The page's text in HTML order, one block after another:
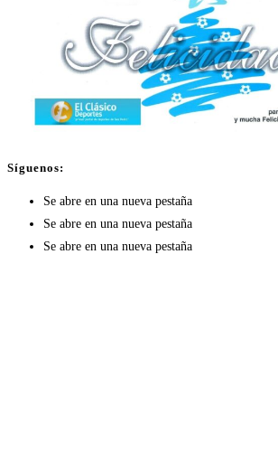
Síguenos:
Se abre en una nueva pestaña
Se abre en una nueva pestaña
Se abre en una nueva pestaña